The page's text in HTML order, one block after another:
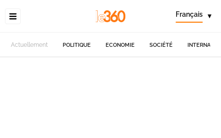
Français ▾
Actuellement POLITIQUE ECONOMIE SOCIÉTÉ